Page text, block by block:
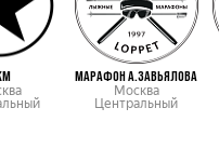
МАРАФОН А.ЗАВЬЯЛОВА
Москва
Центральный